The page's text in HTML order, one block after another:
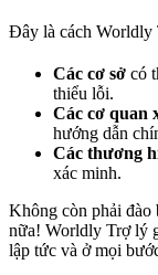
Đây là cách Worldly
Các cơ sở có
thiểu lỗi.
Các cơ quan
hướng dẫn
Các thương
xác minh.
Không còn phải đào
nữa! Worldly Trợ lý
lập tức và ở mọi